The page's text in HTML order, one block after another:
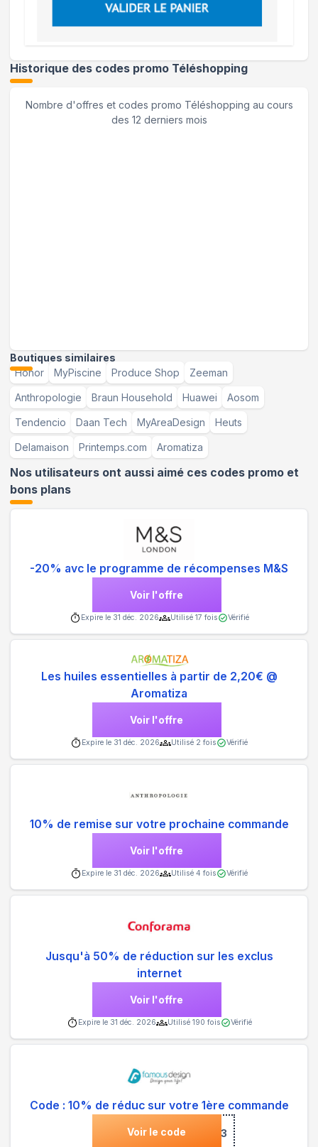
Historique des codes promo Téléshopping
Nombre d'offres et codes promo Téléshopping au cours
des 12 derniers mois
Boutiques similaires
Honor
MyPiscine Produce Shop Zeeman
Anthropologie Braun Household Huawei Aosom
Tendencio Daan Tech MyAreaDesign Heuts
Delamaison Printemps.com Aromatiza
Nos utilisateurs ont aussi aimé ces codes promo et
bons plans
-20% avc le programme de récompenses M&S
Voir l'offre
Expire le 31 déc. 2026 Utilisé 17 fois Vérifié
Les huiles essentielles à partir de 2,20€ @
Aromatiza
Voir l'offre
Expire le 31 déc. 2026 Utilisé 2 fois Vérifié
10% de remise sur votre prochaine commande
Voir l'offre
Expire le 31 déc. 2026 Utilisé 4 fois Vérifié
Jusqu'à 50% de réduction sur les exclus
internet
Voir l'offre
Expire le 31 déc. 2026 Utilisé 190 fois Vérifié
Code : 10% de réduc sur votre 1ère commande
Voir le code ***3